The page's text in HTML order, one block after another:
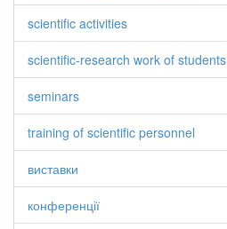
scientific activities
scientific-research work of students
seminars
training of scientific personnel
виставки
конференції